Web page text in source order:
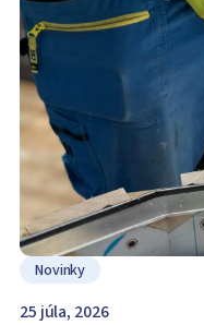
Novinky
25 júla, 2026